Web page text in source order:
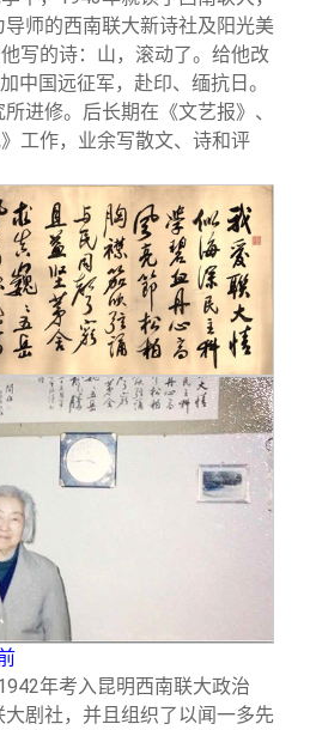
师的西南联大新诗社及阳光美
写的诗：山，滚动了。给他改
中国远征军，赴印、缅抗日。
进修。后长期在《文艺报》、
工作，业余写散文、诗和评
年考入昆明西南联大政治
剧社，并且组织了以闻一多先